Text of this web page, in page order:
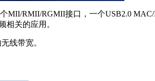
MII/RMII/RGMII接口，一个USB2.0
相关的应用。
线带宽。